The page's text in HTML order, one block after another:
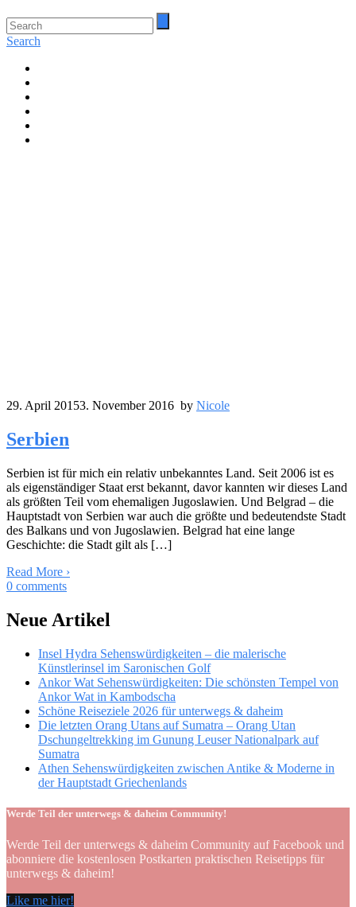
Search
29. April 20153. November 2016 by Nicole
Serbien
Serbien ist für mich ein relativ unbekanntes Land. Seit 2006 ist es
als eigenständiger Staat erst bekannt, davor kannten wir dieses Land
als größten Teil vom ehemaligen Jugoslawien. Und Belgrad – die
Hauptstadt von Serbien war auch die größte und bedeutendste Stadt
des Balkans und von Jugoslawien. Belgrad hat eine lange
Geschichte: die Stadt gilt als […]
Read More ›
0 comments
Neue Artikel
Insel Hydra Sehenswürdigkeiten – die malerische
Künstlerinsel im Saronischen Golf
Ankor Wat Sehenswürdigkeiten: Die schönsten Tempel von
Ankor Wat in Kambodscha
Schöne Reiseziele 2026 für unterwegs & daheim
Die letzten Orang Utans auf Sumatra – Orang Utan
Dschungeltrekking im Gunung Leuser Nationalpark auf
Sumatra
Athen Sehenswürdigkeiten zwischen Antike & Moderne in
der Hauptstadt Griechenlands
Werde Teil der unterwegs & daheim Community!
Werde Teil der unterwegs & daheim Community auf Facebook und
abonniere die kostenlosen Postkarten praktischen Reisetipps für
unterwegs & daheim!
Like me hier!